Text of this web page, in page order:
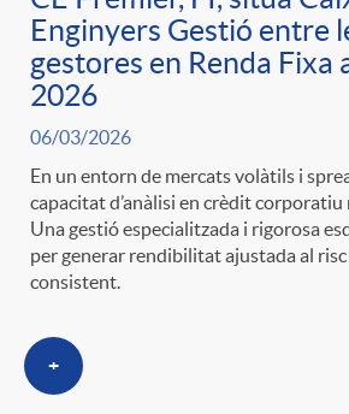
Enginyers Gestió entre
gestores en Renda Fixa
2026
06/03/2026
En un entorn de mercats volàtils i
capacitat d’anàlisi en crèdit corporatiu
Una gestió especialitzada i rigorosa
per generar rendibilitat ajustada al risc
consistent.
+